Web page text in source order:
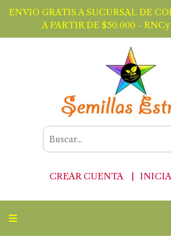
ENVIO GRATIS A SUCURSAL DE
A PARTIR DE $50.000 -
CREAR CUENTA